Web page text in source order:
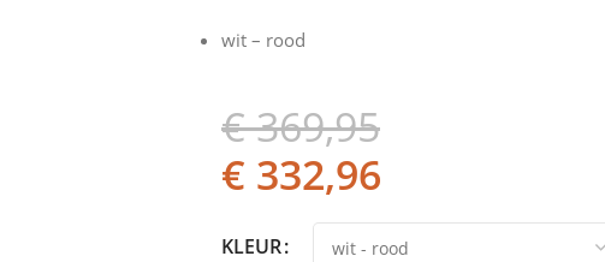
wit – rood
€369,95
€ 332,96
KLEUR